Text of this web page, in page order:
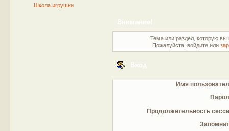
Школа игрушки
Внимание!
Тема или раздел, которую вы
Пожалуйста, войдите или
Вход
Имя
Продолжительность